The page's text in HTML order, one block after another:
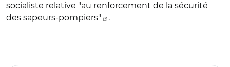
socialiste relative "au renforcement de la sécurité
des sapeurs-pompiers"
.